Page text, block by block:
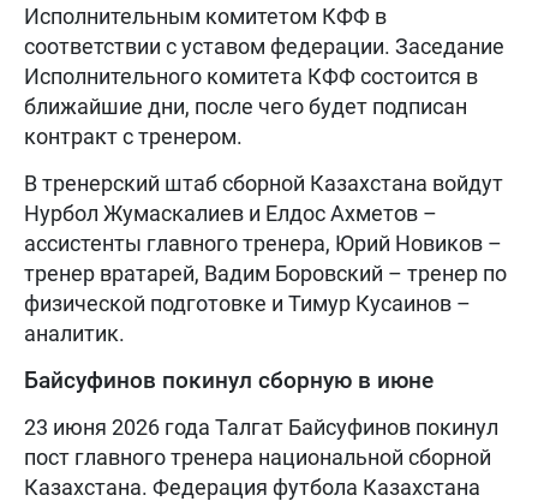
Исполнительным комитетом КФФ в
соответствии с уставом федерации. Заседание
Исполнительного комитета КФФ состоится в
ближайшие дни, после чего будет подписан
контракт с тренером.
В тренерский штаб сборной Казахстана войдут
Нурбол Жумаскалиев и Елдос Ахметов –
ассистенты главного тренера, Юрий Новиков –
тренер вратарей, Вадим Боровский – тренер по
физической подготовке и Тимур Кусаинов –
аналитик.
Байсуфинов покинул сборную в июне
23 июня 2026 года Талгат Байсуфинов покинул
пост главного тренера национальной сборной
Казахстана. Федерация футбола Казахстана